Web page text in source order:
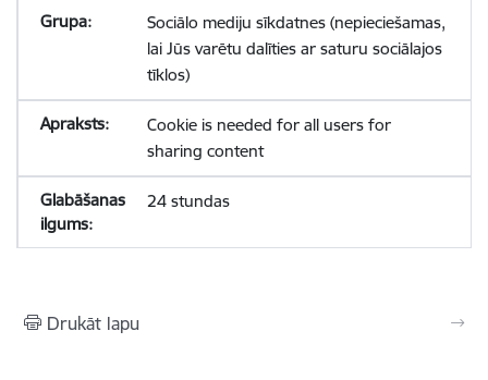
Sociālo mediju sīkdatnes (nepieciešamas,
lai Jūs varētu dalīties ar saturu sociālajos
tīklos)
Cookie is needed for all users for
sharing content
24 stundas
Drukāt lapu